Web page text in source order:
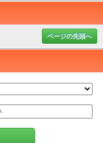
ページの先頭へ